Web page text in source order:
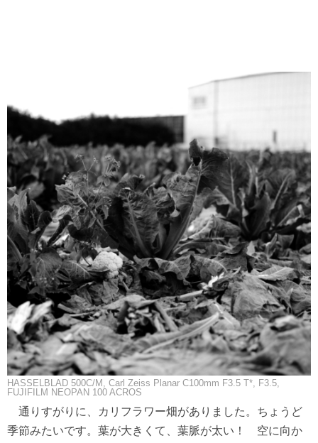
HASSELBLAD 500C/M, Carl Zeiss Planar C100mm F3.5 T*, F3.5,
FUJIFILM NEOPAN 100 ACROS
通りすがりに、カリフラワー畑がありました。ちょうど
季節みたいです。葉が大きくて、葉脈が太い！ 空に向か